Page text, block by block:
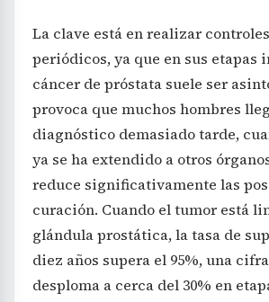
La clave está en realizar
periódicos, ya que en sus etapas
cáncer de próstata suele ser
provoca que muchos hombres
diagnóstico demasiado tarde,
ya se ha extendido a otros
reduce significativamente las
curación. Cuando el tumor está
glándula prostática, la tasa de
diez años supera el 95%, una
desploma a cerca del 30% en